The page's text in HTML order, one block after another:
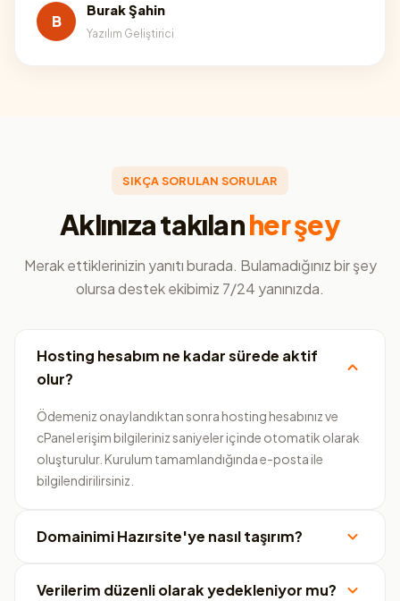
B
Burak Şahin
Yazılım Geliştirici
SIKÇA SORULAN SORULAR
Aklınıza takılanher şey
Merak ettiklerinizin yanıtı burada. Bulamadığınız bir şey
olursa destek ekibimiz 7/24 yanınızda.
Hosting hesabım ne kadar sürede aktif
olur?
Ödemeniz onaylandıktan sonra hosting hesabınız ve
cPanel erişim bilgileriniz saniyeler içinde otomatik olarak
oluşturulur. Kurulum tamamlandığında e-posta ile
bilgilendirilirsiniz.
Domainimi Hazırsite'ye nasıl taşırım?
Verilerim düzenli olarak yedekleniyor mu?